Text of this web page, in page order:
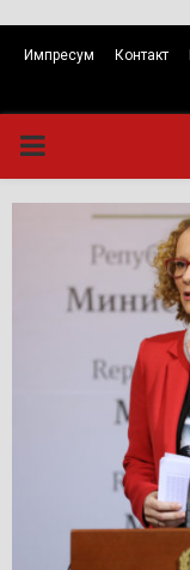
Импресум Контакт
PRIMARY
MENU